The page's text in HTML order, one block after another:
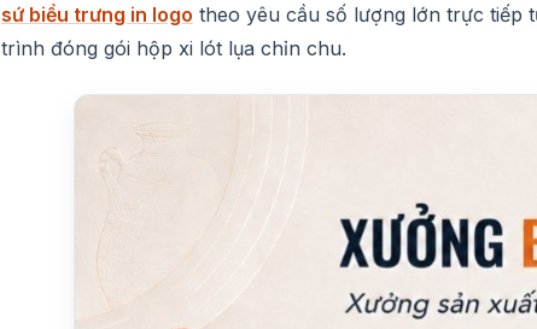
sứ biểu trưng in logo theo yêu cầu số lượng lớn trực tiếp
trình đóng gói hộp xi lót lụa chỉn chu.